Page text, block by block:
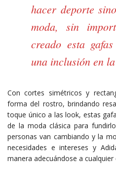
hacer deporte
moda, sin
creado esta
una inclusión en
Con cortes simétricos y
forma del rostro, brindando
toque único a las look, estas
de la moda clásica para
personas van cambiando y la
necesidades e intereses y
manera adecuándose a cualquier